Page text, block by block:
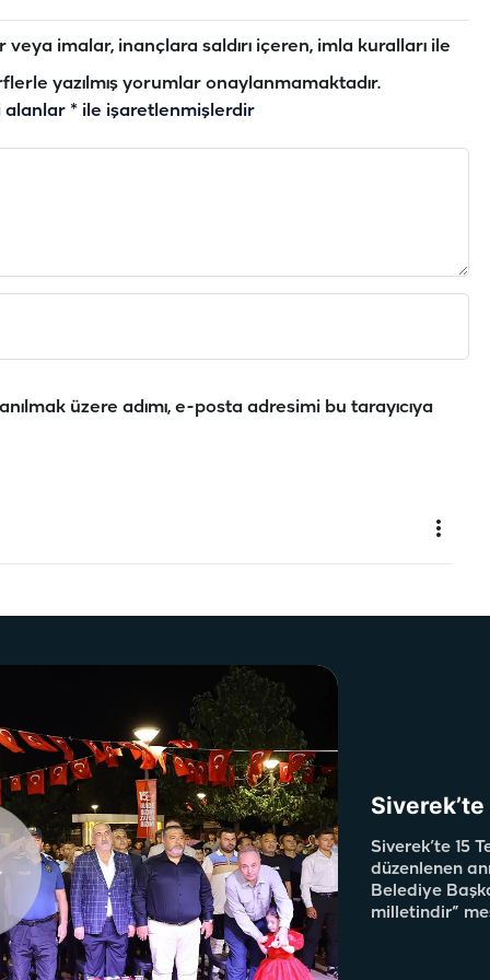
imalar, inançlara saldırı içeren, imla kuralları ile
yazılmış yorumlar onaylanmamaktadır.
alanlar * ile işaretlenmişlerdir
üzere adımı, e-posta adresimi bu tarayıcıya
Siverek’te 15
düzenlenen
Belediye
milletindir”